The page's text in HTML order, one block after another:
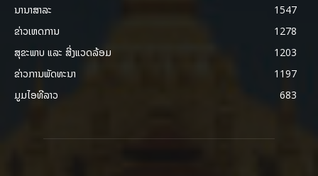
ນານາສາລະ
1547
ຂ່າວເຫດການ
1278
ສຸຂະພາບ ແລະ ສີ່ງແວດລ້ອມ
1203
ຂ່າວການພັດທະນາ
1197
ມູມໄອທີລາວ
683